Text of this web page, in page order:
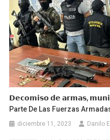
𝗗𝗲𝗰𝗼𝗺𝗶𝘀𝗼 𝗱𝗲 𝗮𝗿𝗺𝗮𝘀,
Parte De Las Fuerzas
diciembre 11, 2023 Danilo